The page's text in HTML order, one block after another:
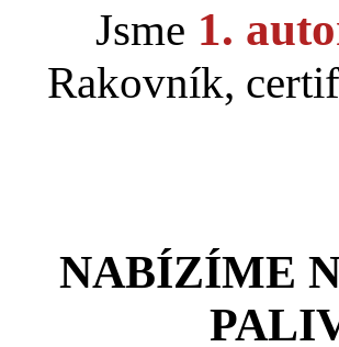
Jsme 1.
Rakovník,
NABÍZÍME